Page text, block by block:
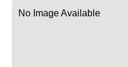
No Image Available